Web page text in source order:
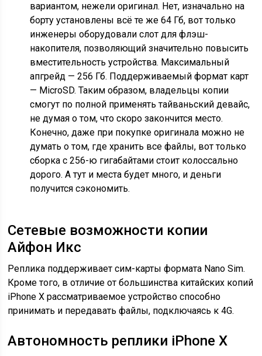
вариантом, нежели оригинал. Нет, изначально на
борту установлены всё те же 64 Гб, вот только
инженеры оборудовали слот для флэш-
накопителя, позволяющий значительно повысить
вместительность устройства. Максимальный
апгрейд — 256 Гб. Поддерживаемый формат карт
— MicroSD. Таким образом, владельцы копии
смогут по полной применять тайваньский девайс,
не думая о том, что скоро закончится место.
Конечно, даже при покупке оригинала можно не
думать о том, где хранить все файлы, вот только
сборка с 256-ю гигабайтами стоит колоссально
дорого. А тут и места будет много, и деньги
получится сэкономить.
Сетевые возможности копии
Айфон Икс
Реплика поддерживает сим-карты формата Nano Sim.
Кроме того, в отличие от большинства китайских копий
iPhone X рассматриваемое устройство способно
принимать и передавать файлы, подключаясь к 4G.
Автономность реплики iPhone X